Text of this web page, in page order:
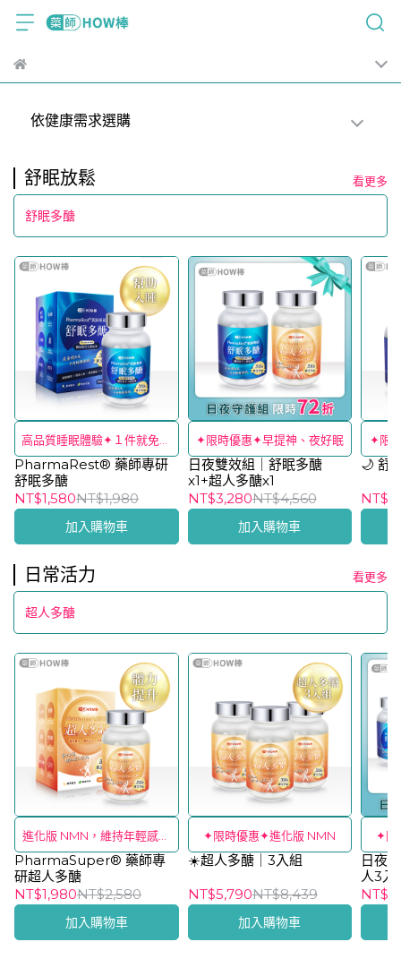
依健康需求選購
舒眠放鬆 看更多
舒眠多醣
高品質睡眠體驗✦１件就免運
🔥
PharmaRest® 藥師專研
舒眠多醣
NT$1,580NT$1,980
加入購物車
✦限時優惠✦早提神、夜好眠
日夜雙效組｜舒眠多醣
x1+超人多醣x1
NT$3,280NT$4,560
加入購物車
✦限
🌙 舒
日常活力 看更多
超人多醣
進化版 NMN，維持年輕感🔥
１件免運
PharmaSuper® 藥師專
研超人多醣
NT$1,980NT$2,580
加入購物車
✦限時優惠✦進化版 NMN
☀️超人多醣｜3入組
NT$5,790NT$8,439
加入購物車
✦囤
日夜
人3入